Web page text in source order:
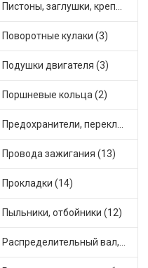
Пистоны, заглушки, крепежные элементы (4)
Поворотные кулаки (3)
Подушки двигателя (3)
Поршневые кольца (2)
Предохранители, переключатели, кнопки автомобильные (4)
Провода зажигания (13)
Прокладки (14)
Пыльники, отбойники (12)
Распределительный вал, шестерни распределительного (2)